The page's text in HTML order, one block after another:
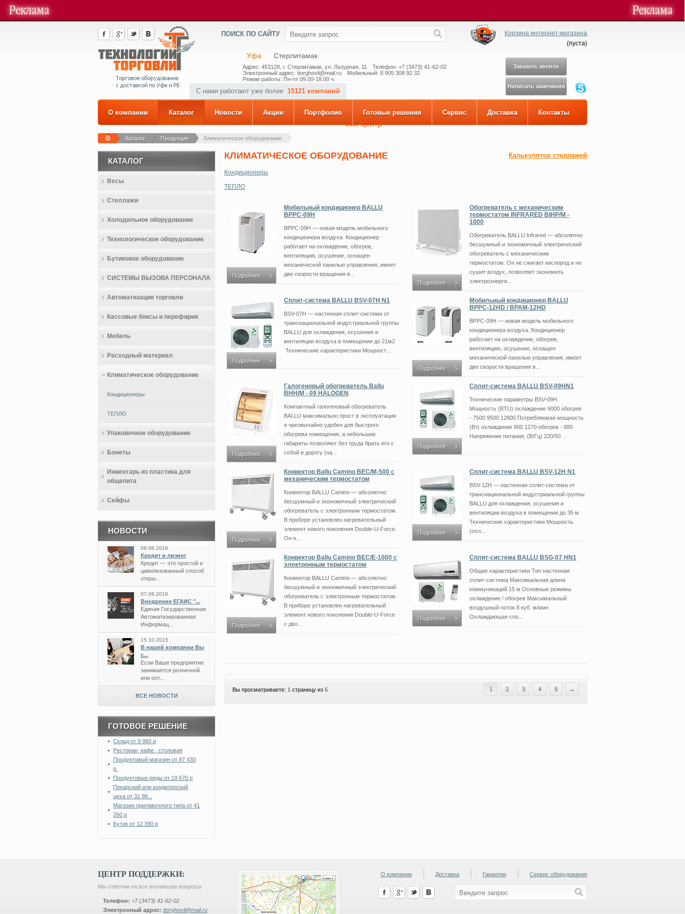
ПОИСК ПО САЙТУ
Корзина интернет-магазина
(пуста)
Уфа Стерлитамак
Адрес: 453128, г. Стерлитамак, ул. Лазурная, 11
Телефон: +7 (3473) 41-62-02
Электронный адрес: ttorghovli@mail.ru
Мобильный: 8 905 308 92 32
Режим работы: Пн-пт 09.00-18.00 ч.
Заказать звонок
Написать замечания
Call-центр
С нами работают уже более 15121 компаний
О компании Каталог Новости Акции Портфолио Готовые решения Сервис Доставка Контакты
Каталог Продукция Климатическое оборудование
Калькулятор стеллажей
КЛИМАТИЧЕСКОЕ ОБОРУДОВАНИЕ
Кондиционеры
ТЕПЛО
Подробнее
Мобильный кондиционер BALLU
BPPC-09H
BPPC-09H — новая модель мобильного
кондиционера воздуха. Кондиционер
работает на охлаждение, обогрев,
вентиляцию, осушение, оснащен
механической панелью управления, имеет
две скорости вращения в...
Подробнее
Обогреватель с механическим
термостатом INFRARED BIHP/M -
1000
Обогреватель BALLU Infrared — абсолютно
бесшумный и экономичный электрический
обогреватель с механическим
термостатом. Он не сжигает кислород и не
сушит воздух, позволяет экономить
электроэнерги...
Подробнее
Сплит-система BALLU BSV-07H N1
BSV-07H — настенная сплит-система от
транснациональной индустриальной группы
BALLU для охлаждения, осушения и
вентиляции воздуха в помещении до 21м2
Технические характеристики Мощност...
Подробнее
Мобильный кондиционер BALLU
BPPC-12HD / BPAM-12HD
BPPC-09H — новая модель мобильного
кондиционера воздуха. Кондиционер
работает на охлаждение, обогрев,
вентиляцию, осушение, оснащен
механической панелью управления, имеет
две скорости вращения в...
Подробнее
Галогеновый обогреватель Ballu
BHH/M - 09 HALOGEN
Компактный галогеновый обогреватель
BALLU максимально прост в эксплуатации
и чрезвычайно удобен для быстрого
обогрева помещения, а небольшие
габариты позволяют без труда брать его с
собой в дорогу (на...
Подробнее
Сплит-система BALLU BSV-09HN1
Технические параметры BSV-09H
Мощность (BTU) охлаждение 9000 обогрев
- 7500 9500 12800 Потребляемая мощность
(Вт) охлаждение 900 1270 обогрев - 880
Напряжение питания, (В/Гц) 220/50 ...
Подробнее
Конвектор Ballu Camino BEC/M-500 с
механическим термостатом
Конвектор BALLU Camino — абсолютно
бесшумный и экономичный электрический
обогреватель с электронным термостатом.
В приборе установлен нагревательный
элемент нового поколения Double-U-Force.
Он н...
Подробнее
Сплит-система BALLU BSV-12H N1
BSV-12H — настенная сплит-система от
транснациональной индустриальной группы
BALLU для охлаждения, осушения и
вентиляции воздуха в помещении до 35 м
Технические характеристики Мощность
(охл...
Подробнее
Конвектор Ballu Camino BEC/E-1000 с
электронным термостатом
Конвектор BALLU Camino — абсолютно
бесшумный и экономичный электрический
обогреватель с электронным термостатом.
В приборе установлен нагревательный
элемент нового поколения Double-U-Force
с дво...
Подробнее
Сплит-система BALLU BSG-07 HN1
Общие характеристики Тип настенная
сплит-система Максимальная длина
коммуникаций 15 м Основные режимы
охлаждение / обогрев Максимальный
воздушный поток 8 куб. м/мин
Охлаждающая спо...
Вы просматриваете: 1 страницу из 5 1 2 3 4 5 →
КАТАЛОГ
Весы
Стеллажи
Холодильное оборудование
Технологическое оборудование
Бутиковое оборудование
СИСТЕМЫ ВЫЗОВА ПЕРСОНАЛА
Автоматизация торговли
Кассовые боксы и перефирия
Мебель
Расходный материал
Климатическое оборудование
Кондиционеры
ТЕПЛО
Упаковочное оборудование
Бонеты
Инвентарь из пластика для
общепита
Сейфы
НОВОСТИ
08.06.2016
Кредит и лизинг
Кредит — это простой и
цивилизованный способ
откры...
07.06.2016
Внедрение ЕГАИС "...
Единая Государственная
Автоматизированная
Информац...
15.10.2015
В нашей компании Вы
с...
Если Ваше предприятие
занимается розничной
или опт...
ВСЕ НОВОСТИ
ГОТОВОЕ РЕШЕНИЕ
Склад от 9 980 р
Ресторан, кафе , столовая
Продуктовый магазин от 87 430
р.
Продуктовые ряды от 19 670 р
Пекарский или кондитерский
цеха от 31 98...
Магазин прилавочного типа от 41
260 р
Бутик от 12 390 р
ЦЕНТР ПОДДЕРЖКИ:
Мы ответим на все возникшие вопросы:
Телефон: +7 (3473) 41-62-02
Электронный адрес: ttorghovli@mail.ru
О компании Доставка Гарантии Сервис оборудования